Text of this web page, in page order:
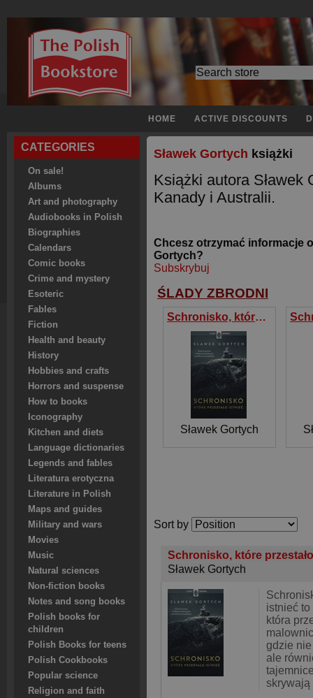
HOME ACTIVE DISCOUNTS
CATEGORIES
On sale!
Albums
Art and photography
Audiobooks in Polish
Biographies
Calendars
Comic books
Crime and mystery
Esoteric
Fables
Fiction
Health and beauty
History
Hobbies and crafts
Horrors and suspense
How to books
Iconography
Kitchen and diets
Language dictionaries
Legends and fables
Literatura erotyczna
Literature in Polish
Maps and guides
Military and wars
Movies
Music
Natural sciences
Non-fiction books
Notes and song books
Polish books for
children
Polish Books for teens
Polish Cookbooks
Popular science
Religion and faith
Sławek Gortych książki
Książki autora Sławek
Kanady i Australii.
Chcesz otrzymać informacje
Gortych?
Subskrybuj
ŚLADY ZBRODNI
Schronisko, które przestało istnieć
Sławek Gortych
Sort by
Schronisko, które
Sławek Gortych
istnieć
która
gdzie
ale
skrywają